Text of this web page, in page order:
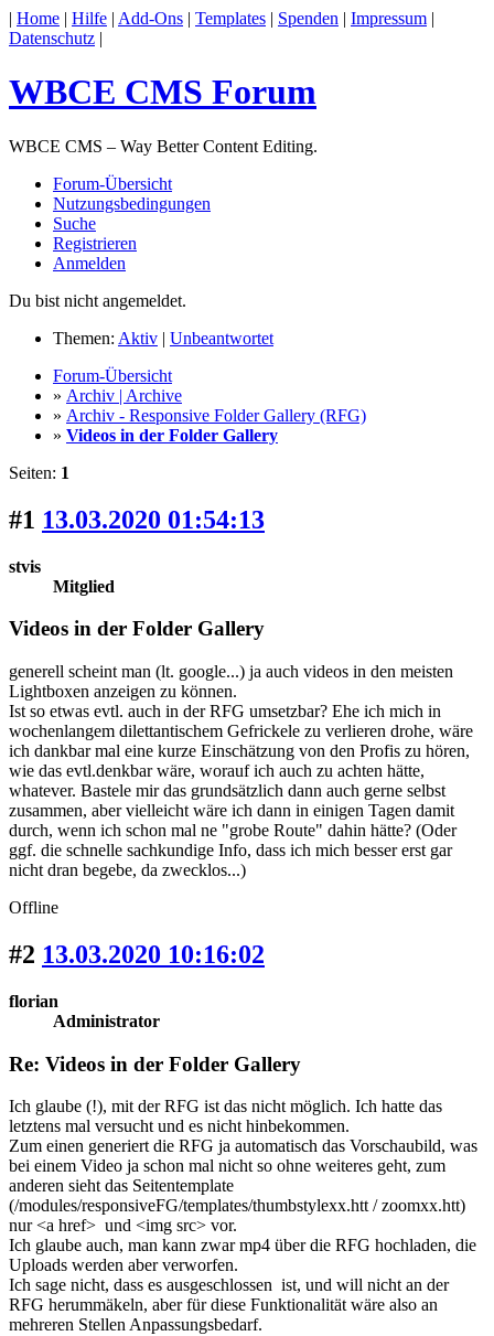
| Home | Hilfe | Add-Ons | Templates | Spenden | Impressum |
Datenschutz |
WBCE CMS Forum
WBCE CMS – Way Better Content Editing.
Forum-Übersicht
Nutzungsbedingungen
Suche
Registrieren
Anmelden
Du bist nicht angemeldet.
Themen: Aktiv | Unbeantwortet
Forum-Übersicht
» Archiv | Archive
» Archiv - Responsive Folder Gallery (RFG)
» Videos in der Folder Gallery
Seiten: 1
#1 13.03.2020 01:54:13
stvis
Mitglied
Videos in der Folder Gallery
generell scheint man (lt. google...) ja auch videos in den meisten
Lightboxen anzeigen zu können.
Ist so etwas evtl. auch in der RFG umsetzbar? Ehe ich mich in
wochenlangem dilettantischem Gefrickele zu verlieren drohe, wäre
ich dankbar mal eine kurze Einschätzung von den Profis zu hören,
wie das evtl.denkbar wäre, worauf ich auch zu achten hätte,
whatever. Bastele mir das grundsätzlich dann auch gerne selbst
zusammen, aber vielleicht wäre ich dann in einigen Tagen damit
durch, wenn ich schon mal ne "grobe Route" dahin hätte? (Oder
ggf. die schnelle sachkundige Info, dass ich mich besser erst gar
nicht dran begebe, da zwecklos...)
Offline
#2 13.03.2020 10:16:02
florian
Administrator
Re: Videos in der Folder Gallery
Ich glaube (!), mit der RFG ist das nicht möglich. Ich hatte das
letztens mal versucht und es nicht hinbekommen.
Zum einen generiert die RFG ja automatisch das Vorschaubild, was
bei einem Video ja schon mal nicht so ohne weiteres geht, zum
anderen sieht das Seitentemplate
(/modules/responsiveFG/templates/thumbstylexx.htt / zoomxx.htt)
nur <a href> und <img src> vor.
Ich glaube auch, man kann zwar mp4 über die RFG hochladen, die
Uploads werden aber verworfen.
Ich sage nicht, dass es ausgeschlossen ist, und will nicht an der
RFG herummäkeln, aber für diese Funktionalität wäre also an
mehreren Stellen Anpassungsbedarf.